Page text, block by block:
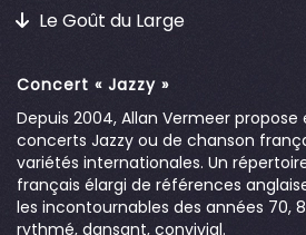
Le Goût du Large
Concert « Jazzy »
Depuis 2004, Allan Vermeer propose
concerts Jazzy ou de chanson
variétés internationales. Un
français élargi de références
les incontournables des années 70,
rythmé, dansant, convivial.